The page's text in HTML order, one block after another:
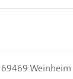
69469 Weinheim